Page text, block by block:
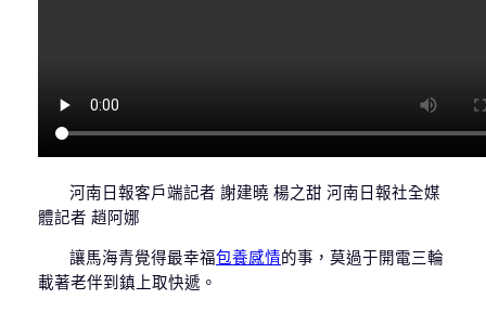
河南日報客戶端記者 謝建曉 楊之甜 河南日報社全媒
體記者 趙阿娜
讓馬海青覺得最幸福包養感情的事，莫過于開電三輪
載著老伴到鎮上取快遞。